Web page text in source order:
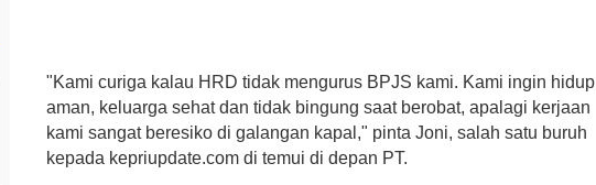
"Kami curiga kalau HRD tidak mengurus BPJS kami. Kami ingin hidup
aman, keluarga sehat dan tidak bingung saat berobat, apalagi kerjaan
kami sangat beresiko di galangan kapal," pinta Joni, salah satu buruh
kepada kepriupdate.com di temui di depan PT.